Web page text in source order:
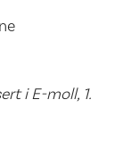
i E-moll, 1.